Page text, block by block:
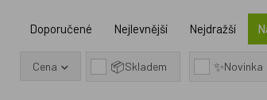
Doporučené Nejlevnější Nejdražší
Cena 📦Skladem ✨Novinka